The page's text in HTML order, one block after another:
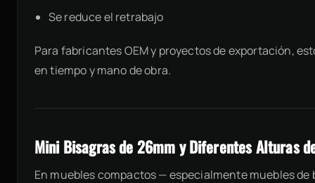
Se reduce el retrabajo
Para fabricantes OEM y proyectos de exportación,
en tiempo y mano de obra.
Mini Bisagras de 26mm y Diferentes Alturas
En muebles compactos — especialmente muebles de